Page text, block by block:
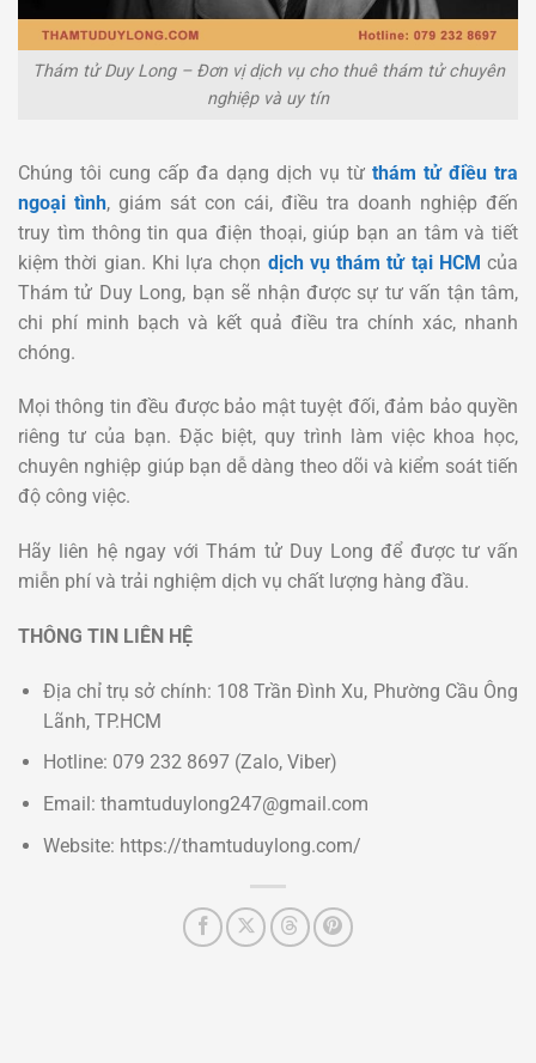
Thám tử Duy Long – Đơn vị dịch vụ cho thuê thám tử chuyên
nghiệp và uy tín
Chúng tôi cung cấp đa dạng dịch vụ từ thám tử điều tra
ngoại tình, giám sát con cái, điều tra doanh nghiệp đến
truy tìm thông tin qua điện thoại, giúp bạn an tâm và tiết
kiệm thời gian. Khi lựa chọn dịch vụ thám tử tại HCM của
Thám tử Duy Long, bạn sẽ nhận được sự tư vấn tận tâm,
chi phí minh bạch và kết quả điều tra chính xác, nhanh
chóng.
Mọi thông tin đều được bảo mật tuyệt đối, đảm bảo quyền
riêng tư của bạn. Đặc biệt, quy trình làm việc khoa học,
chuyên nghiệp giúp bạn dễ dàng theo dõi và kiểm soát tiến
độ công việc.
Hãy liên hệ ngay với Thám tử Duy Long để được tư vấn
miễn phí và trải nghiệm dịch vụ chất lượng hàng đầu.
THÔNG TIN LIÊN HỆ
Địa chỉ trụ sở chính: 108 Trần Đình Xu, Phường Cầu Ông
Lãnh, TP.HCM
Hotline: 079 232 8697 (Zalo, Viber)
Email: thamtuduylong247@gmail.com
Website: https://thamtuduylong.com/